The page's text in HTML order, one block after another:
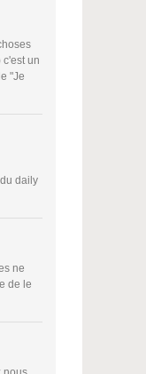
un
"Je
daily
ne
de le